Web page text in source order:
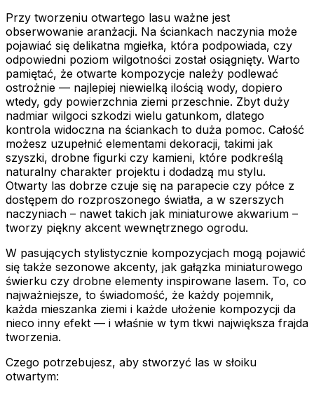
Przy tworzeniu otwartego lasu ważne jest
obserwowanie aranżacji. Na ściankach naczynia może
pojawiać się delikatna mgiełka, która podpowiada, czy
odpowiedni poziom wilgotności został osiągnięty. Warto
pamiętać, że otwarte kompozycje należy podlewać
ostrożnie — najlepiej niewielką ilością wody, dopiero
wtedy, gdy powierzchnia ziemi przeschnie. Zbyt duży
nadmiar wilgoci szkodzi wielu gatunkom, dlatego
kontrola widoczna na ściankach to duża pomoc. Całość
możesz uzupełnić elementami dekoracji, takimi jak
szyszki, drobne figurki czy kamieni, które podkreślą
naturalny charakter projektu i dodadzą mu stylu.
Otwarty las dobrze czuje się na parapecie czy półce z
dostępem do rozproszonego światła, a w szerszych
naczyniach – nawet takich jak miniaturowe akwarium –
tworzy piękny akcent wewnętrznego ogrodu.
W pasujących stylistycznie kompozycjach mogą pojawić
się także sezonowe akcenty, jak gałązka miniaturowego
świerku czy drobne elementy inspirowane lasem. To, co
najważniejsze, to świadomość, że każdy pojemnik,
każda mieszanka ziemi i każde ułożenie kompozycji da
nieco inny efekt — i właśnie w tym tkwi największa frajda
tworzenia.
Czego potrzebujesz, aby stworzyć las w słoiku
otwartym: